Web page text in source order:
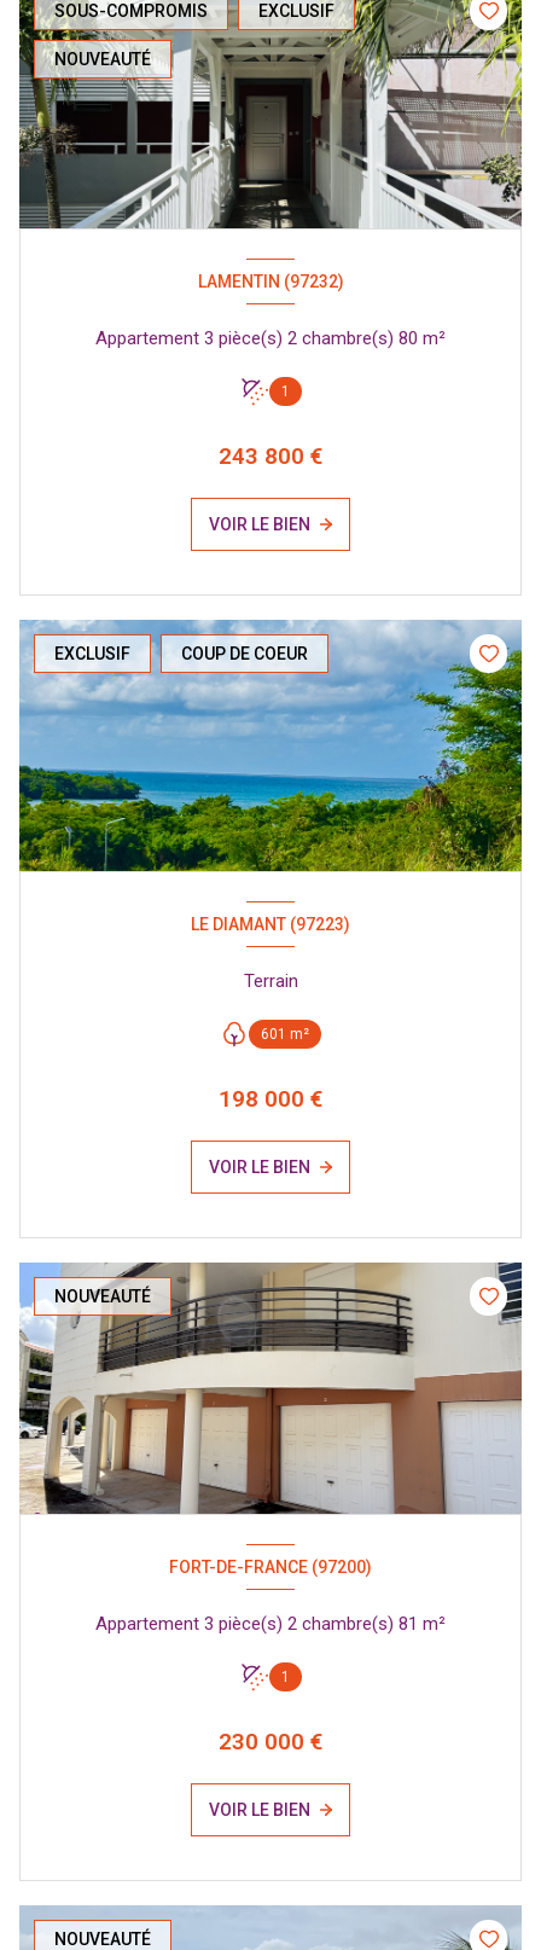
SOUS-COMPROMIS EXCLUSIF
NOUVEAUTÉ
LAMENTIN (97232)
Appartement 3 pièce(s) 2 chambre(s) 80 m²
1
243 800 €
VOIR LE BIEN
EXCLUSIF COUP DE COEUR
LE DIAMANT (97223)
Terrain
601 m²
198 000 €
VOIR LE BIEN
NOUVEAUTÉ
FORT-DE-FRANCE (97200)
Appartement 3 pièce(s) 2 chambre(s) 81 m²
1
230 000 €
VOIR LE BIEN
NOUVEAUTÉ